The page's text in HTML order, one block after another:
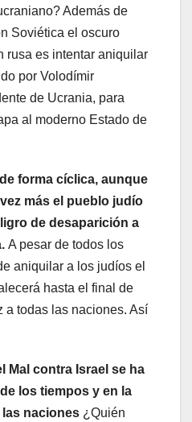
Además de
Soviética el oscuro
rusa es intentar aniquilar
por Volodímir
de Ucrania, para
al moderno Estado de
forma cíclica, aunque
más el pueblo judío
de desaparición a
A pesar de todos los
aniquilar a los judíos el
hasta el final de
a todas las naciones. Así
Mal contra Israel se ha
los tiempos y en la
naciones ¿Quién